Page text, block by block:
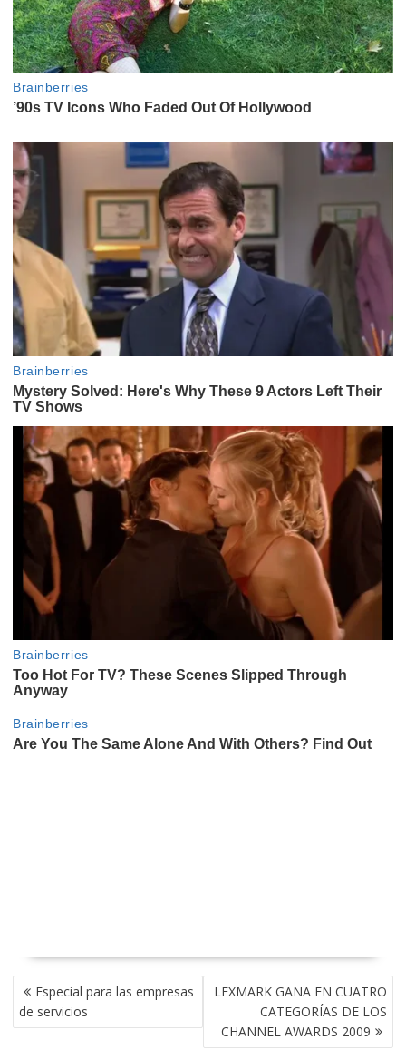
NAVEGACIÓN
DE
ENTRADAS
Especial para las empresas
de servicios
LEXMARK GANA EN CUATRO
CATEGORÍAS DE LOS
CHANNEL AWARDS 2009